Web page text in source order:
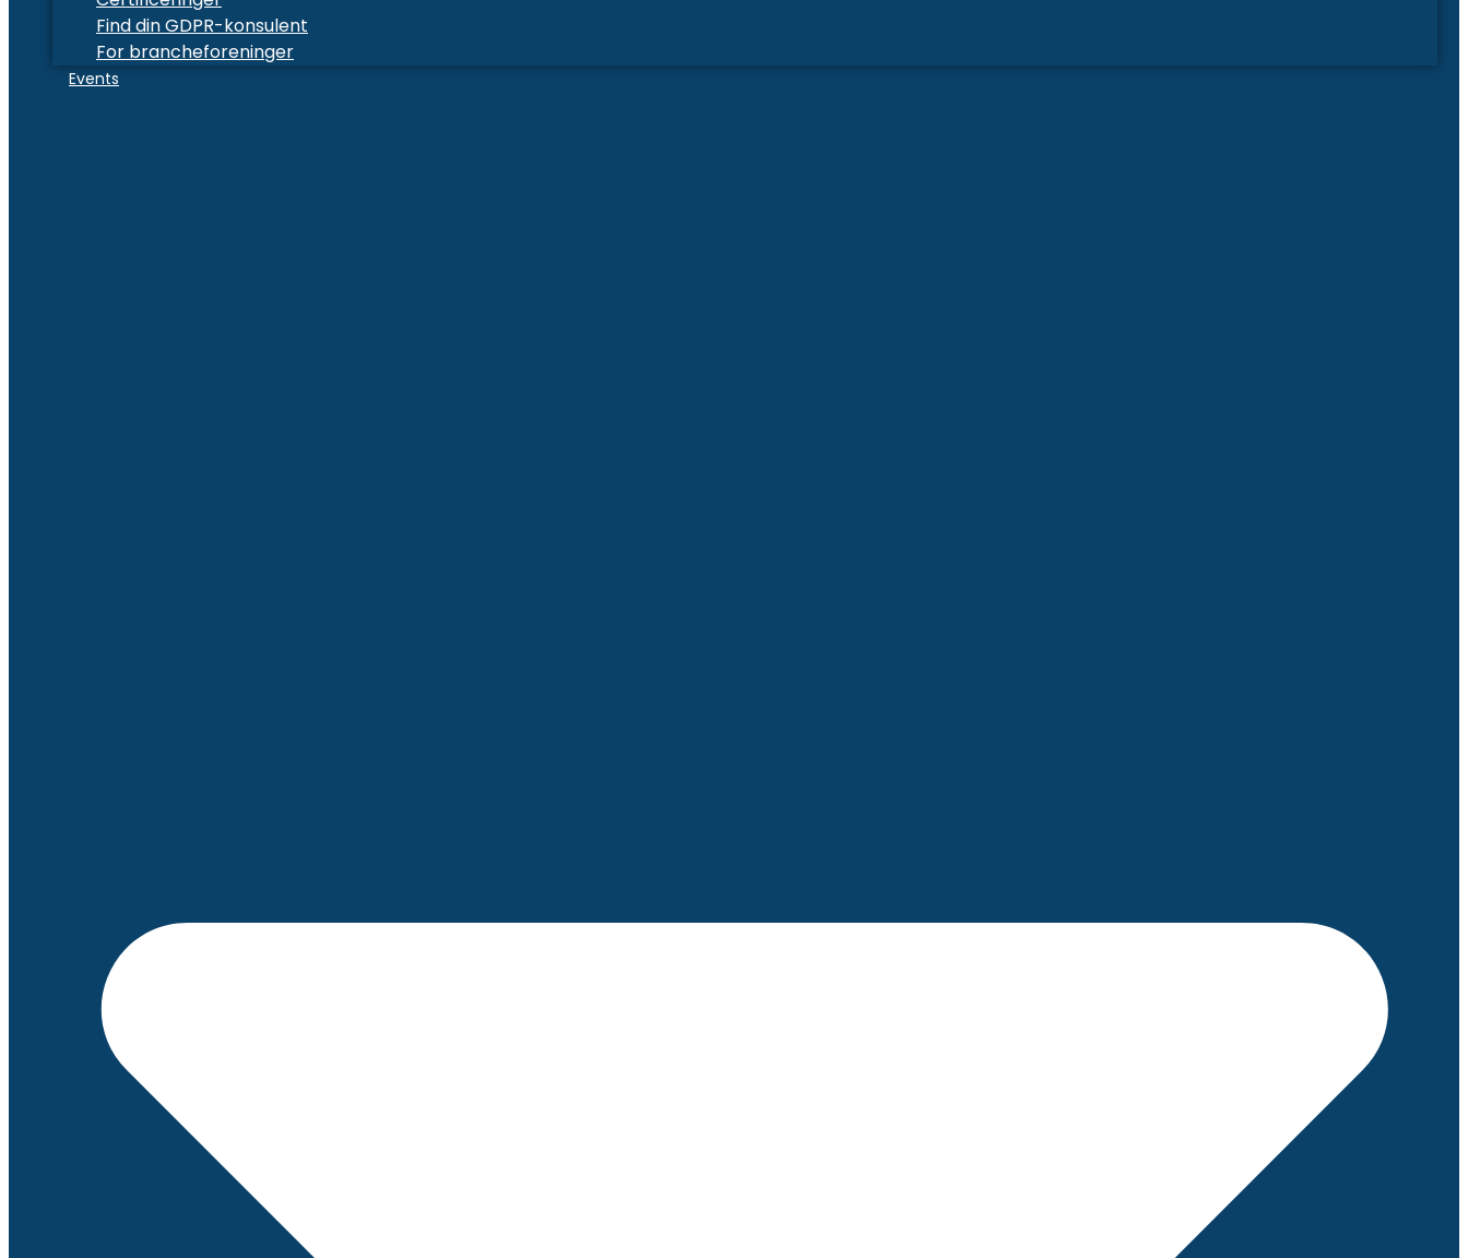
Find din GDPR-konsulent
For brancheforeninger
Events